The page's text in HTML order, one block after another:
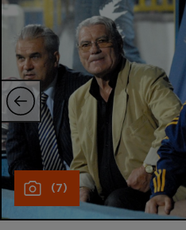
SuperLiga
Liga 2
Cupa României
Echipa
Fotbal feminin
Special
Diverse
(7)